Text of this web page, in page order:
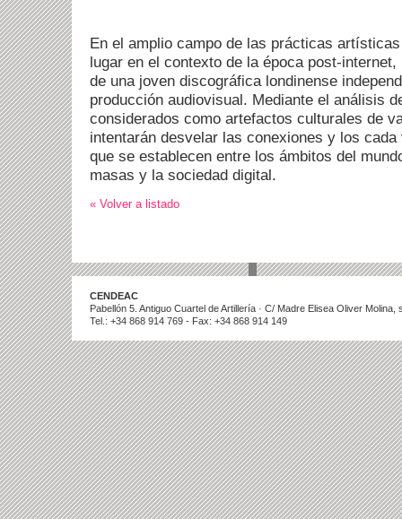
En el amplio campo de las prácticas
lugar en el contexto de la época post-
de una joven discográfica londinense
producción audiovisual. Mediante el análisis
considerados como artefactos culturales de
intentarán desvelar las conexiones y los
que se establecen entre los ámbitos del
masas y la sociedad digital.
« Volver a listado
CENDEAC
Pabellón 5. Antiguo Cuartel de Artillería · C/ Madre Elisea Oliver
Tel.: +34 868 914 769 - Fax: +34 868 914 149